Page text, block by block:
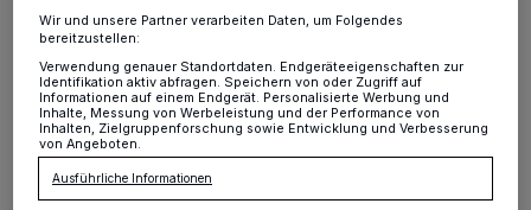
gesamte Prozess ist benutzerfreundlich
gestaltet und erfordert keinerlei technische
Vorkenntnisse.
In wenigen Schritten zur fertigen Anzeige:
Wir und unsere Partner verarbeiten Daten, um Folgendes
bereitzustellen:
Verwendung genauer Standortdaten. Endgeräteeigenschaften zur
Identifikation aktiv abfragen. Speichern von oder Zugriff auf
Informationen auf einem Endgerät. Personalisierte Werbung und
Inhalte, Messung von Werbeleistung und der Performance von
Inhalten, Zielgruppenforschung sowie Entwicklung und Verbesserung
von Angeboten.
Ausführliche Informationen